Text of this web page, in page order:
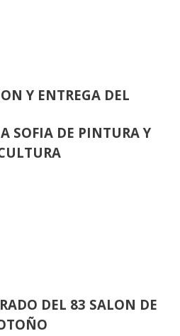
Y ENTREGA DEL
SOFIA DE PINTURA Y
DEL 83 SALON DE